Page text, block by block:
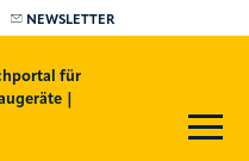
NEWSLETTER
für
|